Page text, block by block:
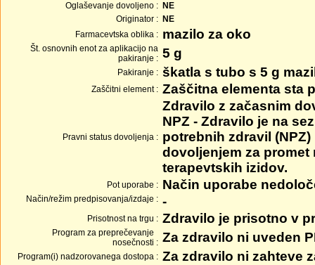
Oglaševanje dovoljeno : NE
Originator : NE
Farmacevtska oblika : mazilo za oko
Št. osnovnih enot za aplikacijo na
pakiranje : 5 g
Pakiranje : škatla s tubo s 5 g
Zaščitni element : Zaščitna elementa sta
Pravni status dovoljenja :
Zdravilo z začasnim
NPZ - Zdravilo je na
potrebnih zdravil
dovoljenjem za
terapevtskih izidov.
Pot uporabe : Način uporabe
Način/režim predpisovanja/izdaje : -
Prisotnost na trgu : Zdravilo je prisotno v
Program za preprečevanje
nosečnosti : Za zdravilo ni uveden
Program(i) nadzorovanega dostopa : Za zdravilo ni zahteve